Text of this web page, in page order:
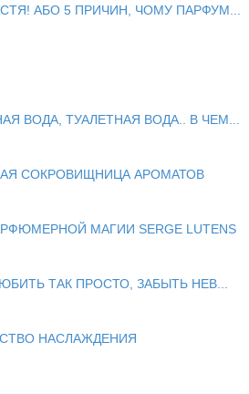
АБО 5 ПРИЧИН, ЧОМУ ПАРФУМ...
ВОДА, ТУАЛЕТНАЯ ВОДА.. В ЧЕМ...
СОКРОВИЩНИЦА АРОМАТОВ
МАГИИ SERGE LUTENS
ТАК ПРОСТО, ЗАБЫТЬ НЕВ...
НАСЛАЖДЕНИЯ